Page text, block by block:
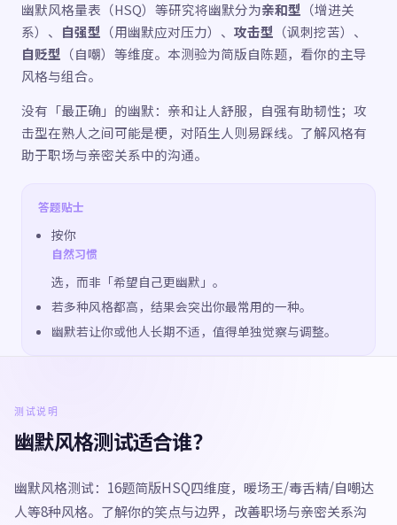
幽默风格量表（HSQ）等研究将幽默分为亲和型 （增进关
系）、 自强型 （用幽默应对压力）、 攻击型 （讽刺挖苦）、
自贬型 （自嘲）等维度。本测验为简版自陈题，看你的主导
风格与组合。
没有「最正确」的幽默：亲和让人舒服，自强有助韧性；攻
击型在熟人之间可能是梗，对陌生人则易踩线。了解风格有
助于职场与亲密关系中的沟通。
答题贴士
按你
自然习惯
选，而非「希望自己更幽默」。
若多种风格都高，结果会突出你最常用的一种。
幽默若让你或他人长期不适，值得单独觉察与调整。
测试说明
幽默风格测试适合谁？
幽默风格测试：16题简版HSQ四维度，暖场王/毒舌精/自嘲达
人等8种风格。了解你的笑点与边界，改善职场与亲密关系沟